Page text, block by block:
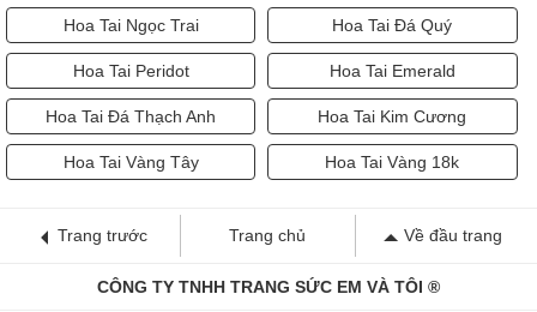
Hoa Tai Ngọc Trai Hoa Tai Đá Quý
Hoa Tai Peridot Hoa Tai Emerald
Hoa Tai Đá Thạch Anh Hoa Tai Kim Cương
Hoa Tai Vàng Tây Hoa Tai Vàng 18k
Trang trước Trang chủ Về đầu trang
CÔNG TY TNHH TRANG SỨC EM VÀ TÔI ®